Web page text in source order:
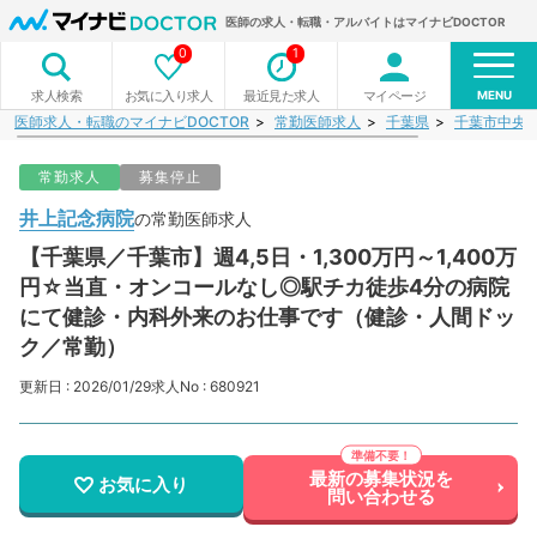
医師の求人・転職・アルバイトはマイナビDOCTOR
求人検索 お気に入り求人
0
最近見た求人
1
マイページ MENU
医師求人・転職のマイナビDOCTOR 常勤医師求人 千葉県 千葉市中央
常勤求人 募集停止
井上記念病院の常勤医師求人
【千葉県／千葉市】週4,5日・1,300万円～1,400万
円☆当直・オンコールなし◎駅チカ徒歩4分の病院
にて健診・内科外来のお仕事です（健診・人間ドッ
ク／常勤）
更新日 : 2026/01/29求人No : 680921
お気に入り 最新の募集状況を
問い合わせる